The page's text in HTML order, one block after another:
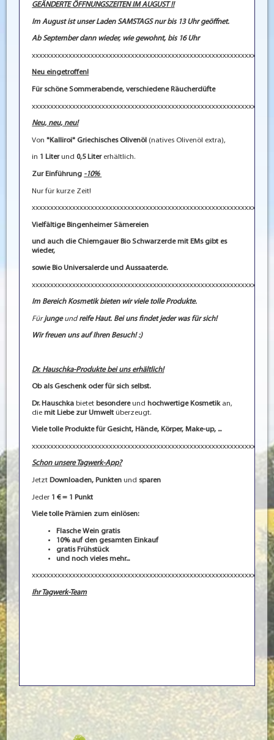
GEÄNDERTE ÖFFNUNGSZEITEN IM AUGUST !!
Im August ist unser Laden SAMSTAGS nur bis 13 Uhr geöffnet.
Ab September dann wieder, wie gewohnt, bis 16 Uhr
Neu eingetroffen!
Für schöne Sommerabende, verschiedene Räucherdüfte
Neu, neu, neu!
Von "Kalliroi" Griechisches Olivenöl (natives Olivenöl extra),
in 1 Literund 0,5 Litererhältlich.
Zur Einführung -10%
Nur für kurze Zeit!
Vielfältige Bingenheimer Sämereien
und auch die Chiemgauer Bio Schwarzerde mit EMs gibt es
wieder,
sowie Bio Universalerde und Aussaaterde.
Im Bereich Kosmetik bieten wir viele tolle Produkte.
Fürjungeund reife Haut. Bei uns findet jeder was für sich!
Wir freuen uns auf Ihren Besuch! :)
Dr. Hauschka-Produkte bei uns erhältlich!
Ob als Geschenk oder für sich selbst.
Dr. Hauschka bietet besondereund hochwertige Kosmetikan,
diemit Liebe zur Umwelt überzeugt.
Viele tolle Produkte für Gesicht, Hände, Körper, Make-up, ...
Schon unsere Tagwerk-App?
Jetzt Downloaden, Punktenund sparen
Jeder 1 € = 1 Punkt
Viele tolle Prämien zum einlösen:
Flasche Wein gratis
10% auf den gesamten Einkauf
gratis Frühstück
und noch vieles mehr...
Ihr Tagwerk-Team